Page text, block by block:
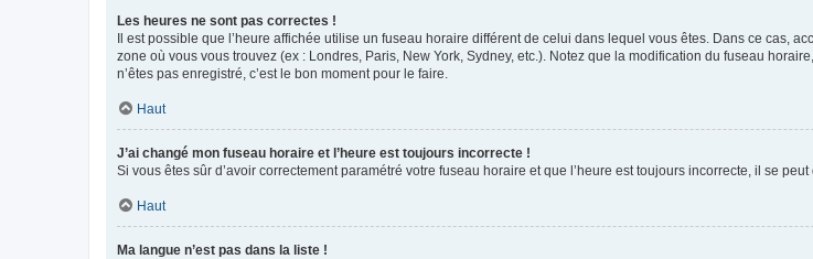
Les heures ne sont pas correctes !
Il est possible que l’heure affichée utilise un fuseau horaire différent de celui dans lequel vous êtes. Dans ce cas,
zone où vous vous trouvez (ex : Londres, Paris, New York, Sydney, etc.). Notez que la modification du fuseau
n’êtes pas enregistré, c’est le bon moment pour le faire.
Haut
J’ai changé mon fuseau horaire et l’heure est toujours incorrecte !
Si vous êtes sûr d’avoir correctement paramétré votre fuseau horaire et que l’heure est toujours incorrecte, il se
Haut
Ma langue n’est pas dans la liste !